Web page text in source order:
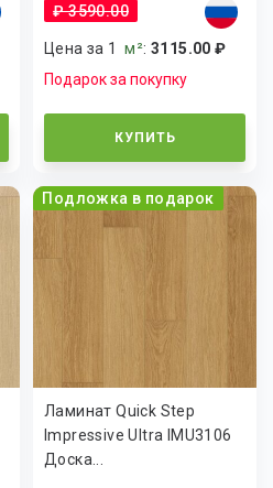
₽ 3590.00
Цена за 1м²:3115.00 ₽
Подарок за покупку
КУПИТЬ
Подложка в подарок
Ламинат Quick Step
Impressive Ultra IMU3106
Доска...